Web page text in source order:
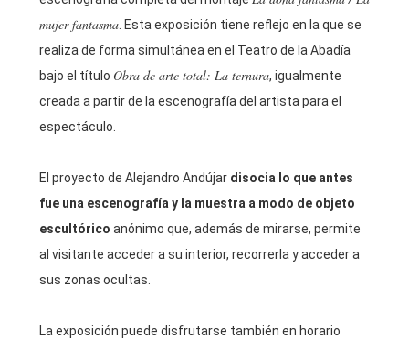
mujer fantasma. Esta exposición tiene reflejo en la que se
realiza de forma simultánea en el Teatro de la Abadía
bajo el título Obra de arte total: La ternura, igualmente
creada a partir de la escenografía del artista para el
espectáculo.
El proyecto de Alejandro Andújar disocia lo que antes
fue una escenografía y la muestra a modo de objeto
escultórico anónimo que, además de mirarse, permite
al visitante acceder a su interior, recorrerla y acceder a
sus zonas ocultas.
La exposición puede disfrutarse también en horario